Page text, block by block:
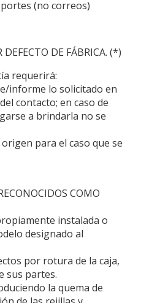
(no correos)
DE FÁBRICA. (*)
requerirá:
informe lo solicitado en
contacto; en caso de
a brindarla no se
para el caso que se
COMO
instalada o
designado al
por rotura de la caja,
sus partes.
la quema de